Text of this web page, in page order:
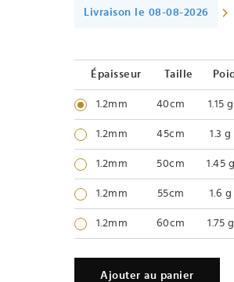
Livraison le 08-08-2026
Épaisseur Taille
1.2mm 40cm 1.15 g
1.2mm 45cm 1.3 g
1.2mm 50cm 1.45 g
1.2mm 55cm 1.6 g
1.2mm 60cm 1.75 g
Ajouter au panier